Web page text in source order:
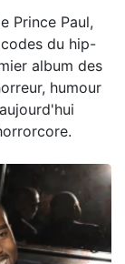
Prince Paul,
du hip-
album des
humour